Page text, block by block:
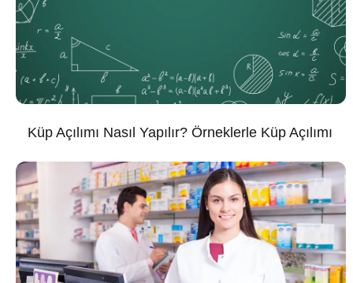
Küp Açılımı Nasıl Yapılır? Örneklerle Küp Açılımı